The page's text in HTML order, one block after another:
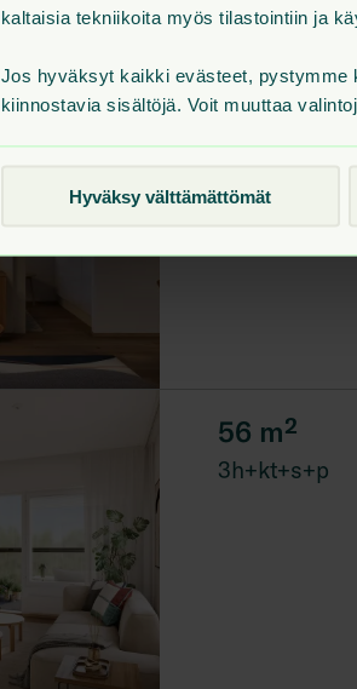
kaltaisia tekniikoita myös tilastointiin ja
Jos hyväksyt kaikki evästeet, pystymme
kiinnostavia sisältöjä. Voit muuttaa
Hyväksy välttämättömät
41.5m²
2h+kt+p
56 m²
3h+kt+s+p